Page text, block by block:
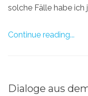
solche Fälle habe ich
Continue reading...
Dialoge aus